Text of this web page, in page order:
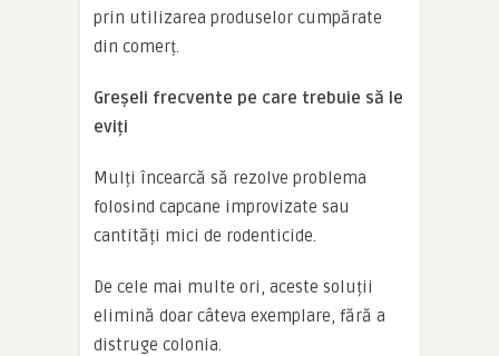
prin utilizarea produselor cumpărate
din comerț.
Greșeli frecvente pe care trebuie să le
eviți
Mulți încearcă să rezolve problema
folosind capcane improvizate sau
cantități mici de rodenticide.
De cele mai multe ori, aceste soluții
elimină doar câteva exemplare, fără a
distruge colonia.